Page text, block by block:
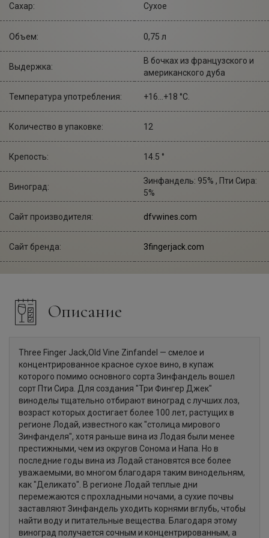
Сахар: Сухое
Объем: 0,75 л
Выдержка:
В бочках из французского и
американского дуба
Температура употребления: +16...+18 °С.
Количество в упаковке: 12
Крепость: 14.5 °
Виноград:
Зинфандель: 95% , Пти Сира:
5%
Сайт производителя: dfvwines.com
Сайт бренда: 3fingerjack.com
Описание
Three Finger Jack,Old Vine Zinfandel — смелое и
концентрированное красное сухое вино, в купаж
которого помимо основного сорта Зинфандель вошел
сорт Пти Сира. Для создания "Три Фингер Джек"
виноделы тщательно отбирают виноград с лучших лоз,
возраст которых достигает более 100 лет, растущих в
регионе Лодай, известного как "столица мирового
Зинфанделя", хотя раньше вина из Лодая были менее
престижными, чем из округов Сонома и Напа. Но в
последние годы вина из Лодай становятся все более
уважаемыми, во многом благодаря таким винодельням,
как "Деликато". В регионе Лодай теплые дни
перемежаются с прохладными ночами, а сухие почвы
заставляют Зинфандель уходить корнями вглубь, чтобы
найти воду и питательные вещества. Благодаря этому
виноград получается сочным и концентрированным, а